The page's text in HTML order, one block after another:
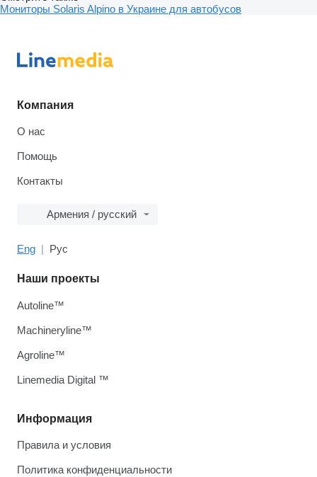
Мониторы Solaris Alpino в Украине для автобусов
Компания
О нас
Помощь
Контакты
Армения / русский
Eng Рус
Информация
Правила и условия
Политика конфиденциальности
Наши проекты
Autoline™
Machineryline™
Agroline™
Linemedia Digital ™